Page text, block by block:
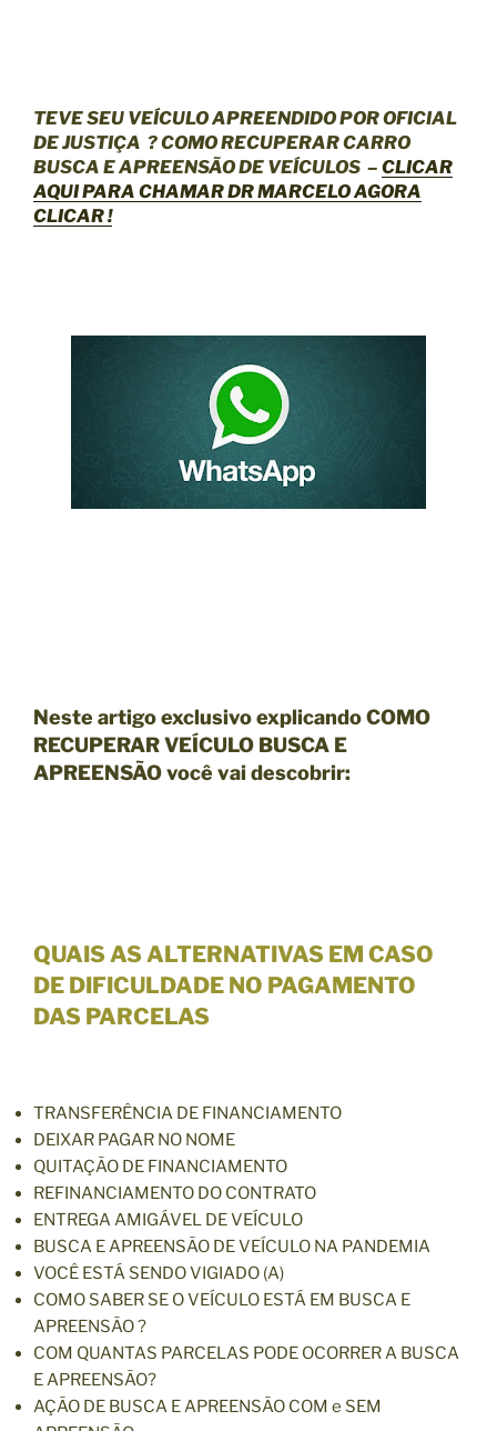
TEVE SEU VEÍCULO APREENDIDO POR OFICIAL
DE JUSTIÇA ? COMO RECUPERAR CARRO
BUSCA E APREENSÃO DE VEÍCULOS – CLICAR
AQUIPARA CHAMAR DR MARCELO AGORA
CLICAR !
Neste artigo exclusivo explicando COMO
RECUPERAR VEÍCULO BUSCA E
APREENSÃO você vai descobrir:
QUAIS AS ALTERNATIVAS EM CASO
DE DIFICULDADE NO PAGAMENTO
DAS PARCELAS
TRANSFERÊNCIA DE FINANCIAMENTO
DEIXAR PAGAR NO NOME
QUITAÇÃO DE FINANCIAMENTO
REFINANCIAMENTO DO CONTRATO
ENTREGA AMIGÁVEL DE VEÍCULO
BUSCA E APREENSÃO DE VEÍCULO NA PANDEMIA
VOCÊ ESTÁ SENDO VIGIADO (A)
COMO SABER SE O VEÍCULO ESTÁ EM BUSCA E
APREENSÃO ?
COM QUANTAS PARCELAS PODE OCORRER A BUSCA
E APREENSÃO?
AÇÃO DE BUSCA E APREENSÃO COM e SEM